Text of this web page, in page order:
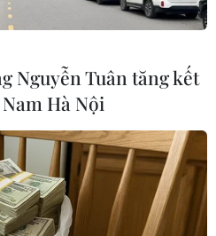
đã sử dụng chiếc
.
(Vietnam+)
Nguyễn Tuân tăng kết
Hà Nội